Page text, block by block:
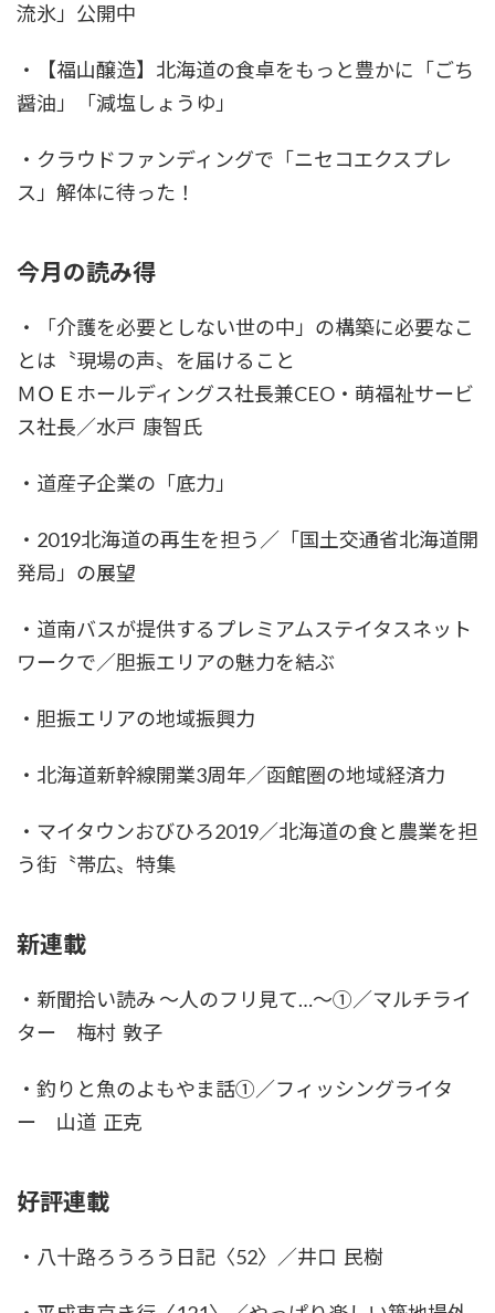
流氷」公開中
・【福山醸造】北海道の食卓をもっと豊かに「ごち
醤油」「減塩しょうゆ」
・クラウドファンディングで「ニセコエクスプレ
ス」解体に待った！
今月の読み得
・「介護を必要としない世の中」の構築に必要なこ
とは〝現場の声〟を届けること
ＭＯＥホールディングス社長兼CEO・萌福祉サービ
ス社長／水戸 康智氏
・道産子企業の「底力」
・2019北海道の再生を担う／「国土交通省北海道開
発局」の展望
・道南バスが提供するプレミアムステイタスネット
ワークで／胆振エリアの魅力を結ぶ
・胆振エリアの地域振興力
・北海道新幹線開業3周年／函館圏の地域経済力
・マイタウンおびひろ2019／北海道の食と農業を担
う街〝帯広〟特集
新連載
・新聞拾い読み ～人のフリ見て…～①／マルチライ
ター 梅村 敦子
・釣りと魚のよもやま話①／フィッシングライタ
ー 山道 正克
好評連載
・八十路ろうろう日記〈52〉／井口 民樹